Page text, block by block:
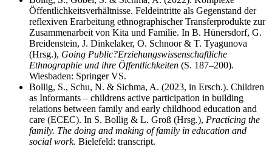
Öffentlichkeitsverhältnisse. Feldeintritte als Gegenstand der
reflexiven Erarbeitung ethnographischer Transferprodukte zur
Zusammenarbeit von Kita und Familie. In B. Hünersdorf, G.
Breidenstein, J. Dinkelaker, O. Schnoor & T. Tyagunova
(Hrsg.), Going Public?Erziehungswissenschaftliche
Ethnographie und ihre Öffentlichkeiten (S. 187–200).
Wiesbaden: Springer VS.
Bollig, S., Schu, N. & Sichma, A. (2023, in Ersch.). Children
as Informants – childrens active participation in building
relations between family and early childhood education and
care (ECEC). In S. Bollig & L. Groß (Hrsg.), Practicing the
family. The doing and making of family in education and
social work. Bielefeld: transcript.